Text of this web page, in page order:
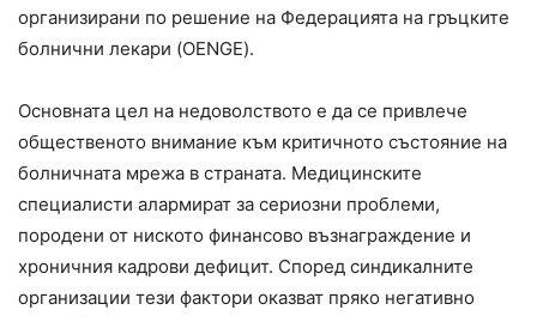
организирани по решение на Федерацията на гръцките
болнични лекари (OENGE).
Основната цел на недоволството е да се привлече
общественото внимание към критичното състояние на
болничната мрежа в страната. Медицинските
специалисти алармират за сериозни проблеми,
породени от ниското финансово възнаграждение и
хроничния кадрови дефицит. Според синдикалните
организации тези фактори оказват пряко негативно